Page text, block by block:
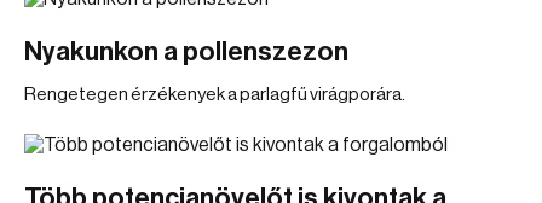
Nyakunkon a pollenszezon
Rengetegen érzékenyek a parlagfű virágporára.